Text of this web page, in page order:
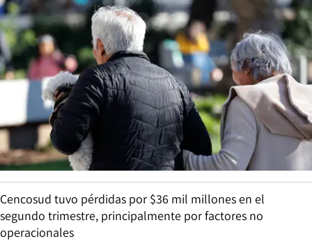
Cencosud tuvo pérdidas por $36 mil millones en el
segundo trimestre, principalmente por factores no
operacionales